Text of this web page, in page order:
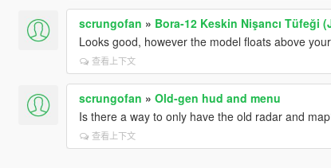
scrungofan » Bora-12 Keskin Nişancı Tüfeği
Looks good, however the model floats above
查看上下文
scrungofan » Old-gen hud and menu
Is there a way to only have the old radar and
查看上下文